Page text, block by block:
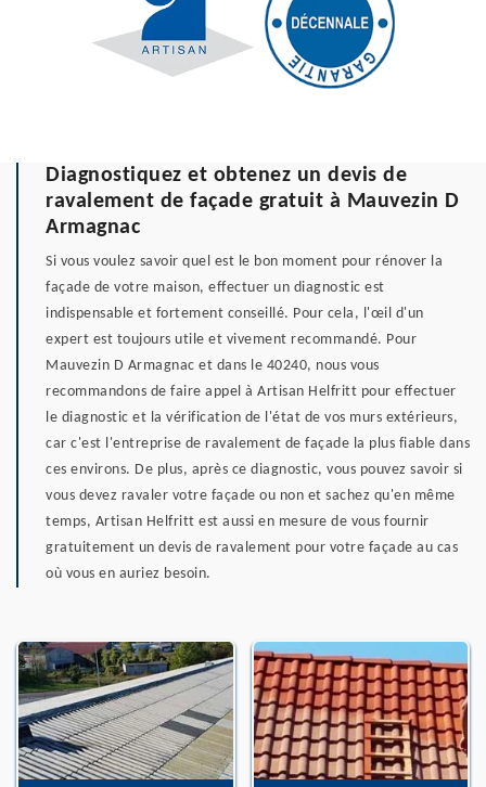
Diagnostiquez et obtenez un devis de
ravalement de façade gratuit à Mauvezin D
Armagnac
Si vous voulez savoir quel est le bon moment pour rénover la
façade de votre maison, effectuer un diagnostic est
indispensable et fortement conseillé. Pour cela, l'œil d'un
expert est toujours utile et vivement recommandé. Pour
Mauvezin D Armagnac et dans le 40240, nous vous
recommandons de faire appel à Artisan Helfritt pour effectuer
le diagnostic et la vérification de l'état de vos murs extérieurs,
car c'est l'entreprise de ravalement de façade la plus fiable dans
ces environs. De plus, après ce diagnostic, vous pouvez savoir si
vous devez ravaler votre façade ou non et sachez qu'en même
temps, Artisan Helfritt est aussi en mesure de vous fournir
gratuitement un devis de ravalement pour votre façade au cas
où vous en auriez besoin.